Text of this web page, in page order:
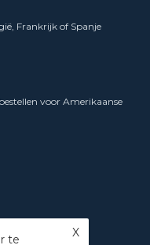
Frankrijk of Spanje
voor Amerikaanse
te X